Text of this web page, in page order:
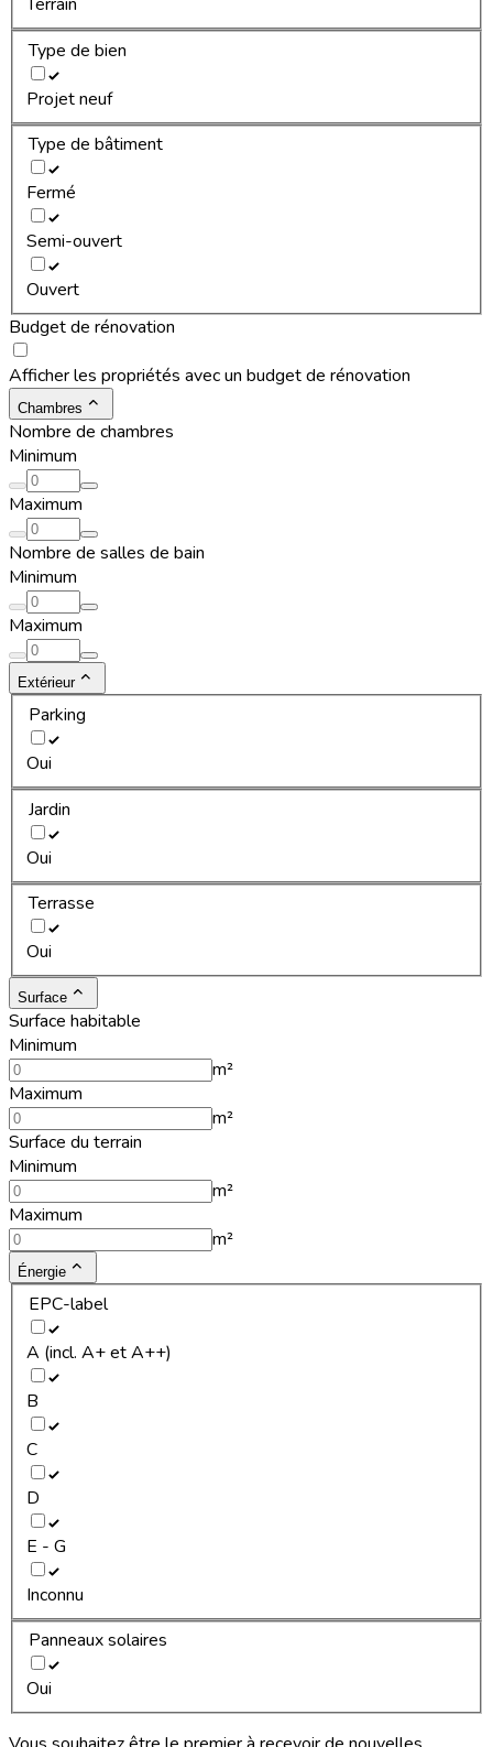
Type de bien
Projet neuf
Type de bâtiment
Fermé
Semi-ouvert
Ouvert
Budget de rénovation
Afficher les propriétés avec un budget de rénovation
Chambres
Nombre de chambres
Minimum
Maximum
Nombre de salles de bain
Minimum
Maximum
Extérieur
Parking
Oui
Jardin
Oui
Terrasse
Oui
Surface
Surface habitable
Minimum
m²
Maximum
m²
Surface du terrain
Minimum
m²
Maximum
m²
Énergie
EPC-label
A (incl. A+ et A++)
B
C
D
E - G
Inconnu
Panneaux solaires
Oui